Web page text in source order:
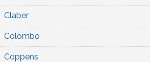
Claber
Colombo
Coppens